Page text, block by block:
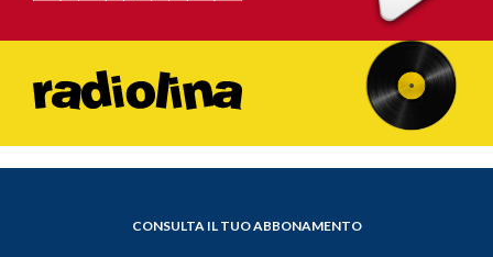
CONSULTA IL TUO ABBONAMENTO